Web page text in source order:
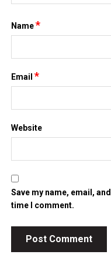
Name*
Email*
Website
Save my name, email,
time I comment.